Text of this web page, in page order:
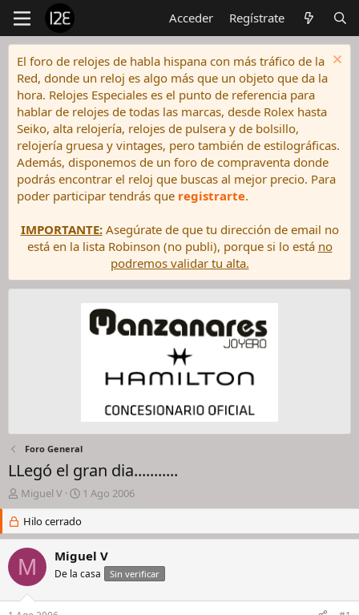
Acceder Regístrate
El foro de relojes de habla hispana con más tráfico de la
Red, donde un reloj es algo más que un objeto que da la
hora. Relojes Especiales es el punto de referencia para
hablar de relojes de todas las marcas, desde Rolex hasta
Seiko, alta relojería, relojes de pulsera y de bolsillo,
relojería gruesa y vintages, pero también de estilográficas.
Además, disponemos de un foro de compraventa donde
podrás encontrar el reloj que buscas al mejor precio. Para
poder participar tendrás que registrarte.
IMPORTANTE:Asegúrate de que tu dirección de email no
está en la lista Robinson (no publi), porque si lo está no
podremos validar tu alta.
Foro General
LLegó el gran dia...........
I
n
c
i
a
d
o
Miguel V
F
e
h
d
e
1 Ago 2006
Hilo cerrado
M Miguel V
De la casa Sin verificar